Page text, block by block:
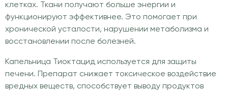
клетках. Ткани получают больше энергии и
функционируют эффективнее. Это помогает при
хронической усталости, нарушении метаболизма и
восстановлении после болезней.
Капельница Тиоктацид используется для защиты
печени. Препарат снижает токсическое воздействие
вредных веществ, способствует выводу продуктов